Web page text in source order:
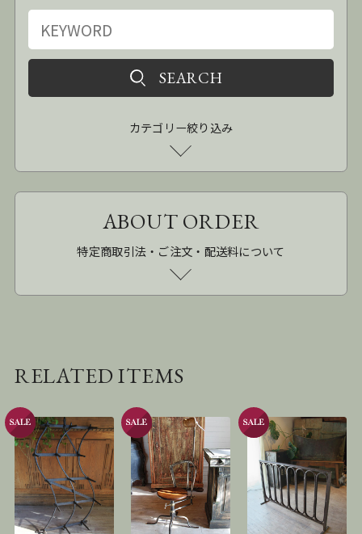
カテゴリー絞り込み
ABOUT ORDER
特定商取引法・ご注文・配送料について
RELATED ITEMS